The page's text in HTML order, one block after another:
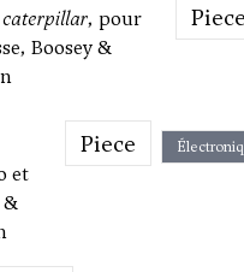
, pour
Boosey &
et
&
Piece